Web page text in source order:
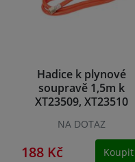
Hadice k plynové
soupravě 1,5m k
XT23509, XT23510
NA DOTAZ
188 Kč Koupit